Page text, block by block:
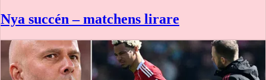
Nya succén – matchens lirare